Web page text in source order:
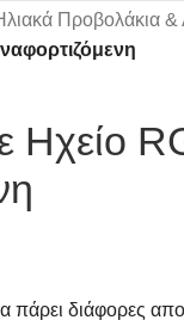
Προβολάκια
Ηχείο
πάρει διάφορες